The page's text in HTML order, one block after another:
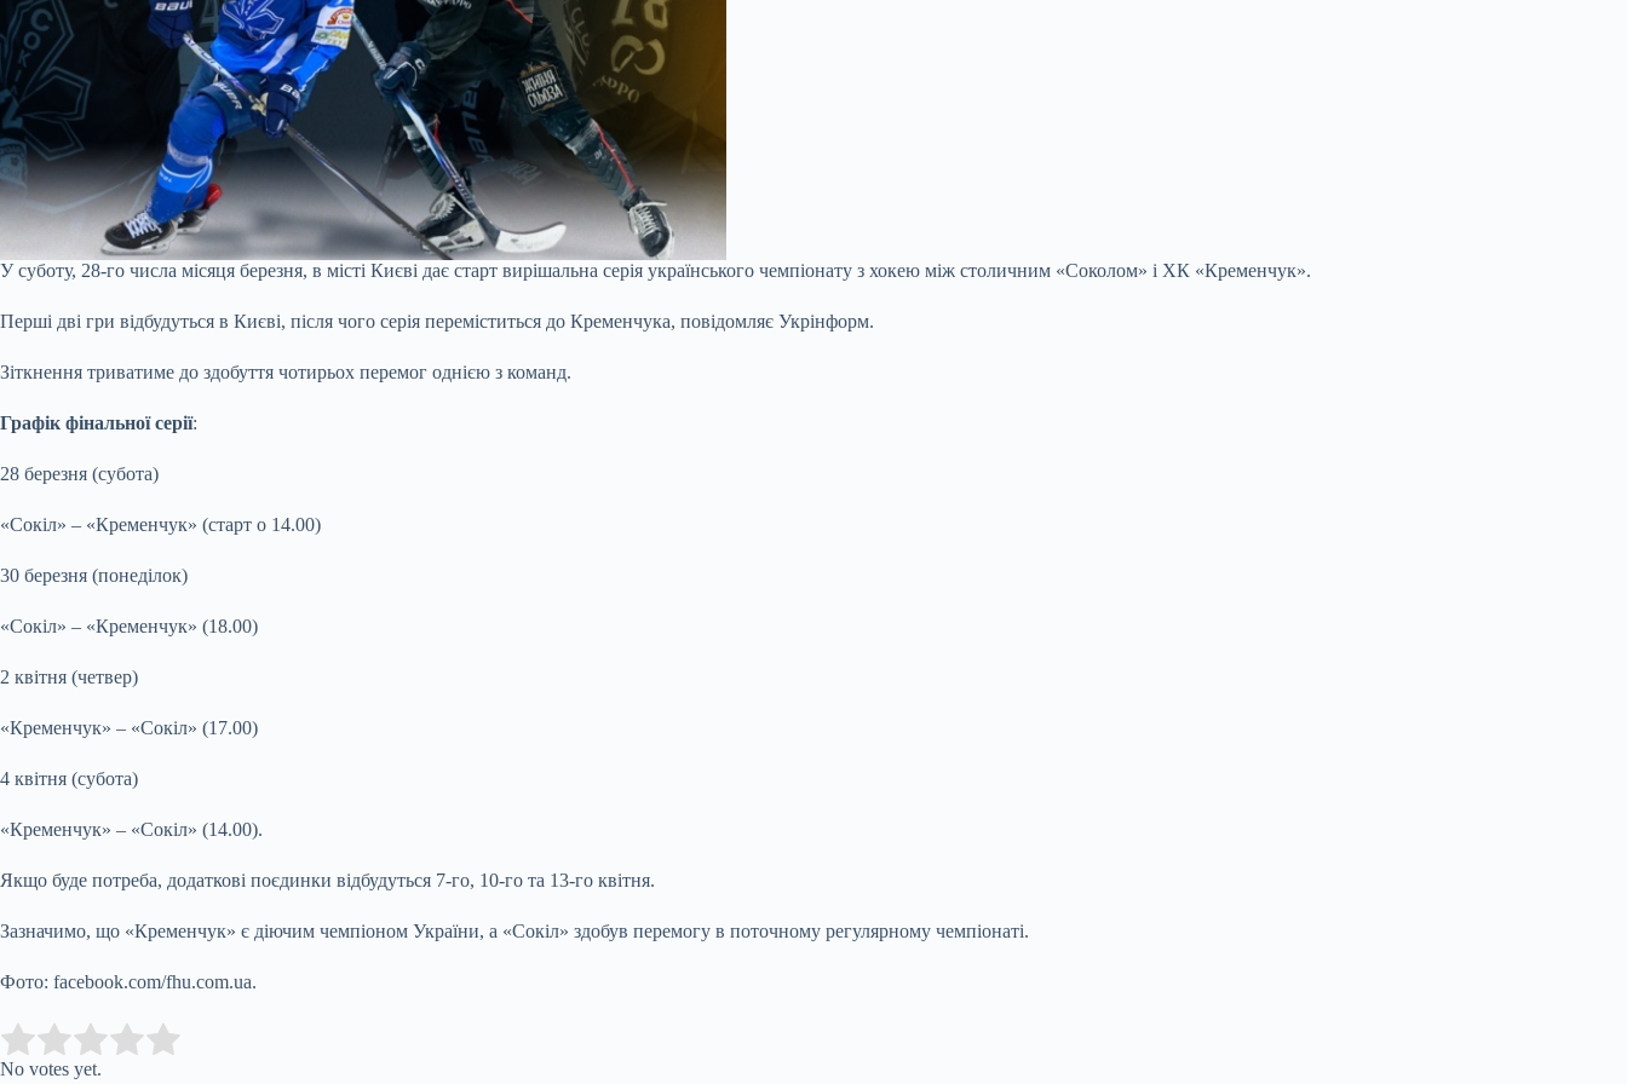
У суботу, 28-го числа місяця березня, в місті Києві дає старт вирішальна серія українського чемпіонату з хокею між столичним «Соколом» і ХК «Кременчук».
Перші дві гри відбудуться в Києві, після чого серія переміститься до Кременчука, повідомляє Укрінформ.
Зіткнення триватиме до здобуття чотирьох перемог однією з команд.
Графік фінальної серії:
28 березня (субота)
«Сокіл» – «Кременчук» (старт о 14.00)
30 березня (понеділок)
«Сокіл» – «Кременчук» (18.00)
2 квітня (четвер)
«Кременчук» – «Сокіл» (17.00)
4 квітня (субота)
«Кременчук» – «Сокіл» (14.00).
Якщо буде потреба, додаткові поєдинки відбудуться 7-го, 10-го та 13-го квітня.
Зазначимо, що «Кременчук» є діючим чемпіоном України, а «Сокіл» здобув перемогу в поточному регулярному чемпіонаті.
Фото: facebook.com/fhu.com.ua.
Rate this item:
No votes yet.